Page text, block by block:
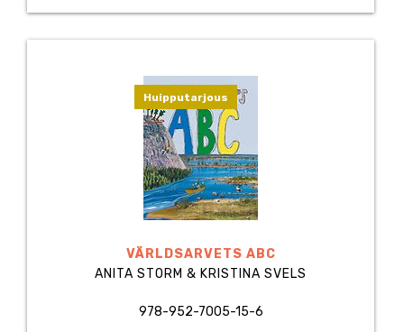
Huipputarjous
VÄRLDSARVETS ABC
ANITA STORM & KRISTINA SVELS
978-952-7005-15-6